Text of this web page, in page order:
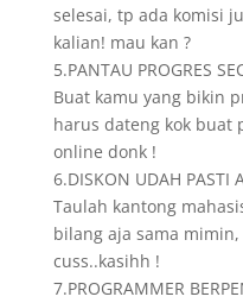
selesai, tp ada komisi
kalian! mau kan ?
5.PANTAU PROGRES
Buat kamu yang bikin
harus dateng kok buat
online donk !
6.DISKON UDAH PASTI
Taulah kantong
bilang aja sama
cuss..kasihh !
7.PROGRAMMER